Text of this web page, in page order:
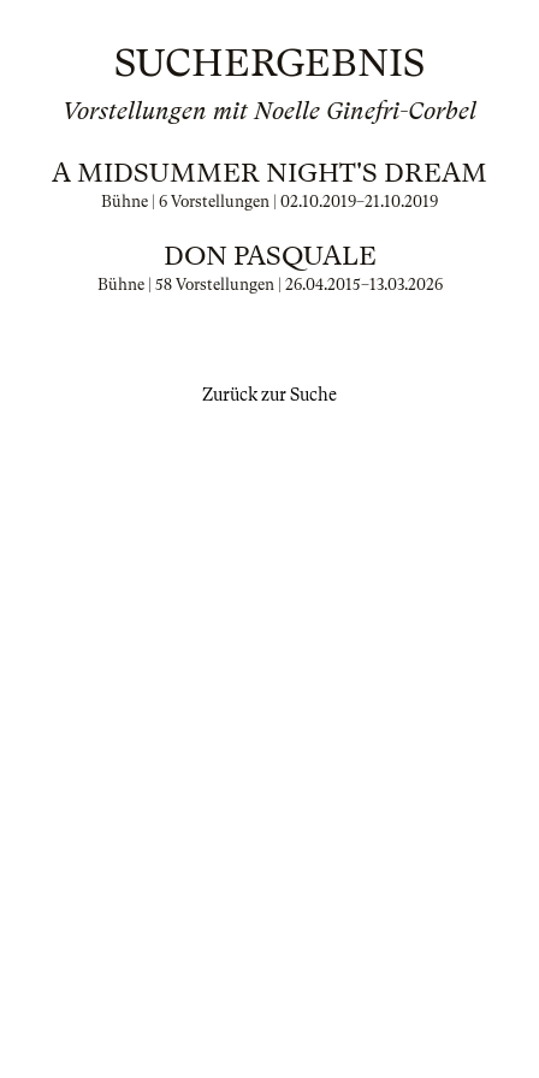
SUCHERGEBNIS
Vorstellungen mit Noelle Ginefri-Corbel
A MIDSUMMER NIGHT'S DREAM
Bühne | 6 Vorstellungen | 02.10.2019–21.10.2019
DON PASQUALE
Bühne | 58 Vorstellungen | 26.04.2015–13.03.2026
Zurück zur Suche